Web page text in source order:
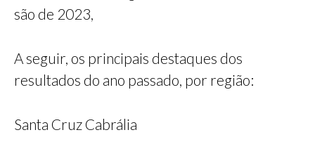
são de 2023,
A seguir, os principais destaques dos
resultados do ano passado, por região:
Santa Cruz Cabrália